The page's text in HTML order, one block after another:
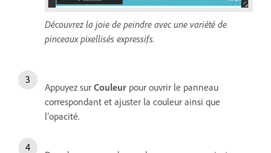
Découvrez la joie de peindre avec une variété de
pinceaux pixellisés expressifs.
Appuyez sur Couleur pour ouvrir le panneau
correspondant et ajuster la couleur ainsi que
l’opacité.